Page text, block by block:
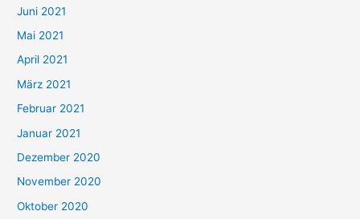
c
h
:
Juni 2021
Mai 2021
April 2021
März 2021
Februar 2021
Januar 2021
Dezember 2020
November 2020
Oktober 2020